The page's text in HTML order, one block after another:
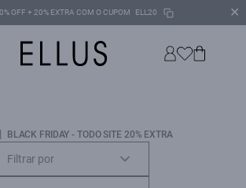
OFF + 20% EXTRA COM O CUPOM ELL20 ✕
| BLACK FRIDAY - TODO SITE 20% EXTRA
Filtrar por